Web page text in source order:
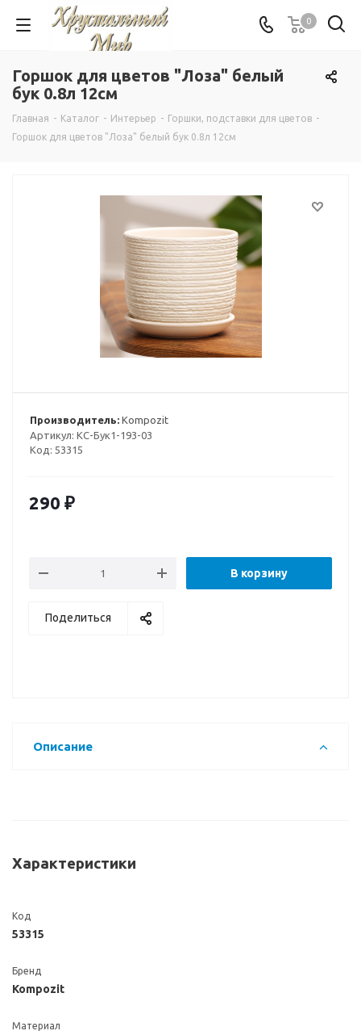
0
Горшок для цветов "Лоза" белый
бук 0.8л 12см
Главная - Каталог - Интерьер - Горшки, подставки для цветов -
Горшок для цветов "Лоза" белый бук 0.8л 12см
Производитель: Kompozit
Артикул: КС-Бук1-193-03
Код: 53315
290 ₽
В корзину
Поделиться
Описание
Характеристики
Код
53315
Бренд
Kompozit
Материал